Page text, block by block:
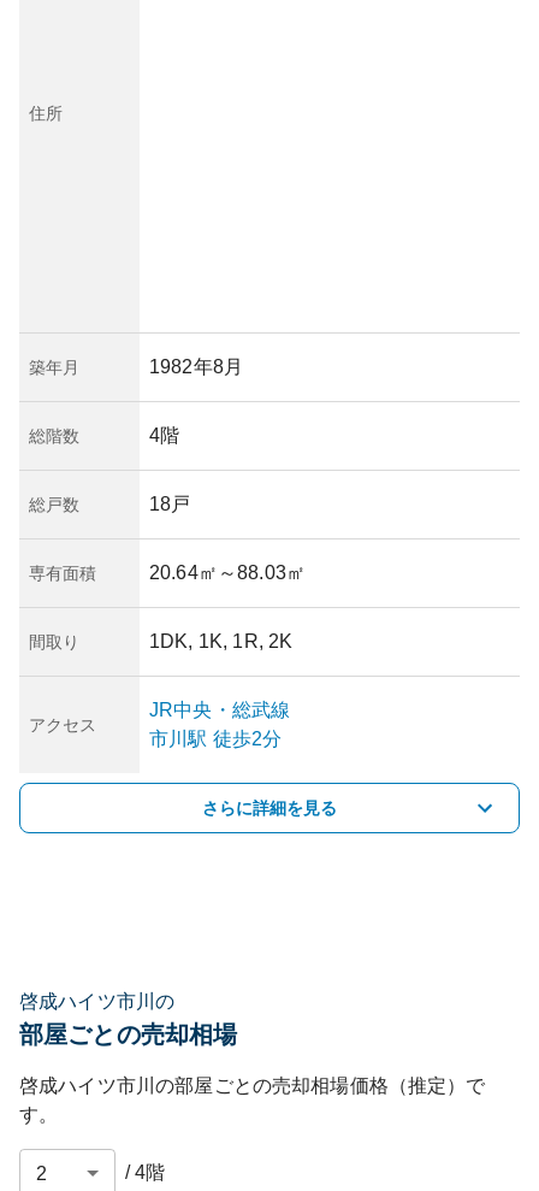
住所
築年月 1982年8月
総階数 4階
総戸数 18戸
専有面積 20.64㎡ ～88.03㎡
間取り 1DK, 1K, 1R, 2K
アクセス
JR中央・総武線
市川駅 徒歩2分
さらに詳細を見る
啓成ハイツ市川の
部屋ごとの売却相場
啓成ハイツ市川の部屋ごとの売却相場価格（推定）で
す。
/4階